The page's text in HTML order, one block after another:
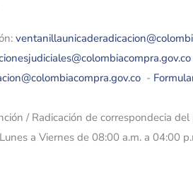
-
/ Radicación de correspondecia
a Viernes de 08:00 a.m. a 04:00